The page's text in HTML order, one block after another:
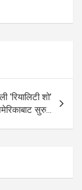
शो’
सुरु…